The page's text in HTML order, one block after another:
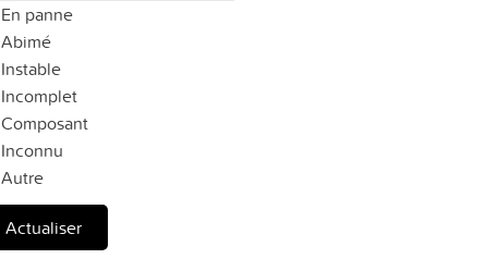
En panne
Abimé
Instable
Incomplet
Composant
Inconnu
Autre
Actualiser